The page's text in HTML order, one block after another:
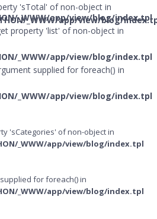
_WWW/app/view/blog/index.tpl
property 'list' of non-object in
_WWW/app/view/blog/index.tpl
supplied for foreach() in
_WWW/app/view/blog/index.tpl
'sTotal' of non-object in
_WWW/app/view/blog/
'sCategories' of non-object in
_WWW/app/view/blog/index.tpl
for foreach() in
_WWW/app/view/blog/index.tpl